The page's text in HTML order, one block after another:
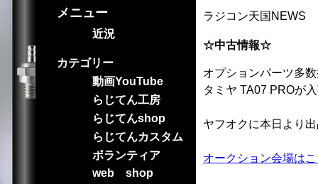
ラジコン天国NEWS
☆中古情報☆
オプションパーツ多
タミヤ TA07 PROが
ヤフオクに本日より
オークション会場は
メニュー
近況
カテゴリー
動画YouTube
らじてん工房
らじてんshop
らじてんカスタム
ボランティア
web shop